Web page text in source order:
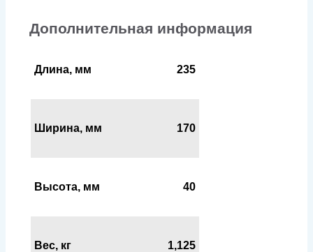
Дополнительная информация
Длина, мм 235
Ширина, мм 170
Высота, мм 40
Вес, кг 1,125